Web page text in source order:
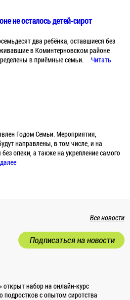
не осталось детей-сирот
два ребёнка, оставшиеся без
в Коминтерновском районе
в приёмные семьи.
Читать
Годом Семьи. Мероприятия,
направлены, в том числе, и на
опеки, а также на укрепление самого
Все новости
Подписаться на новости
набор на онлайн-курс
подростков с опытом сиротства